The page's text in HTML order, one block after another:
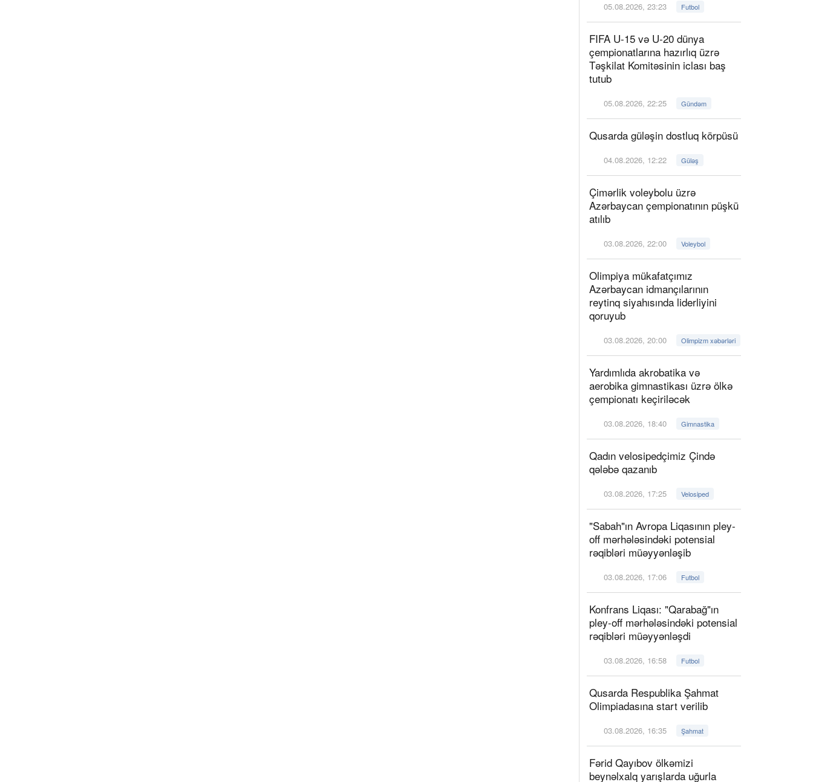
05.08.2026, 23:23 Futbol
FIFA U-15 və U-20 dünya
çempionatlarına hazırlıq üzrə
Təşkilat Komitəsinin iclası baş
tutub
05.08.2026, 22:25 Gündəm
Qusarda güləşin dostluq körpüsü
04.08.2026, 12:22 Güləş
Çimərlik voleybolu üzrə
Azərbaycan çempionatının püşkü
atılıb
03.08.2026, 22:00 Voleybol
Olimpiya mükafatçımız
Azərbaycan idmançılarının
reytinq siyahısında liderliyini
qoruyub
03.08.2026, 20:00 Olimpizm xəbərləri
Yardımlıda akrobatika və
aerobika gimnastikası üzrə ölkə
çempionatı keçiriləcək
03.08.2026, 18:40 Gimnastika
Qadın velosipedçimiz Çində
qələbə qazanıb
03.08.2026, 17:25 Velosiped
"Sabah"ın Avropa Liqasının pley-
off mərhələsindəki potensial
rəqibləri müəyyənləşib
03.08.2026, 17:06 Futbol
Konfrans Liqası: "Qarabağ"ın
pley-off mərhələsindəki potensial
rəqibləri müəyyənləşdi
03.08.2026, 16:58 Futbol
Qusarda Respublika Şahmat
Olimpiadasına start verilib
03.08.2026, 16:35 Şahmat
Fərid Qayıbov ölkəmizi
beynəlxalq yarışlarda uğurla